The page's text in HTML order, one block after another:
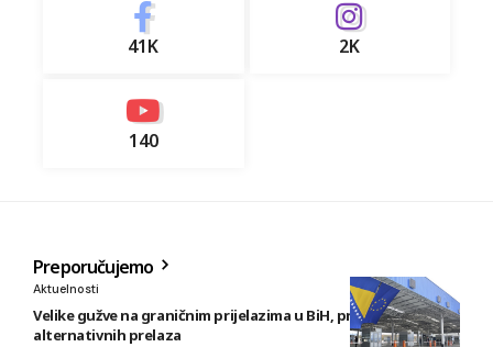
41K 2K
140
Preporučujemo
Aktuelnosti
Velike gužve na graničnim prijelazima u BiH, preporuka
alternativnih prelaza